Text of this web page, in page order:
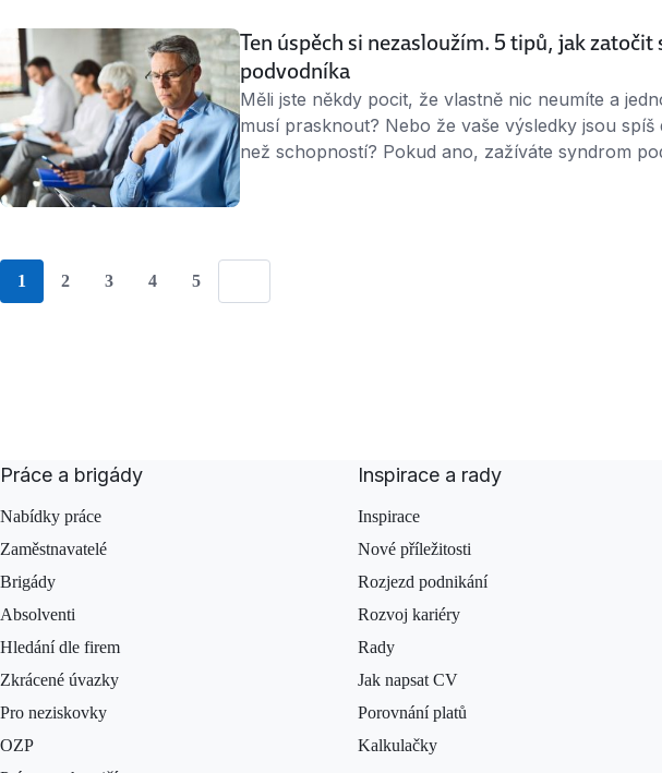
Ten úspěch si nezasloužím. 5 tipů, jak zatočit
podvodníka
Měli jste někdy pocit, že vlastně nic neumíte a
musí prasknout? Nebo že vaše výsledky jsou spíš
než schopností? Pokud ano, zažíváte syndrom
Go to Page {{ paginationNumber }}
1 Go to Page {{ paginationNumber }}
2 Go to Page {{ paginationNumber }}
3 Go to Page {{ paginationNumber }}
4 Go to Page {{ paginationNumber }}
5
Práce a brigády
Nabídky práce
Zaměstnavatelé
Brigády
Absolventi
Hledání dle firem
Zkrácené úvazky
Pro neziskovky
OZP
Inspirace a rady
Inspirace
Nové příležitosti
Rozjezd podnikání
Rozvoj kariéry
Rady
Jak napsat CV
Porovnání platů
Kalkulačky